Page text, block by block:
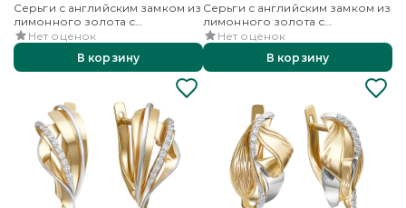
Серьги с английским замком из
лимонного золота с
фианитами
Нет оценок
В корзину
Серьги с английским замком из
лимонного золота с
фианитами
Нет оценок
В корзину